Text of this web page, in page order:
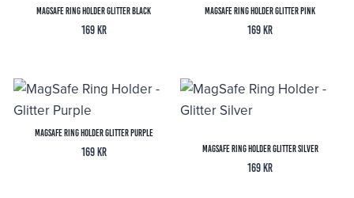
MagSafe Ring Holder Glitter Black
169 kr
MagSafe Ring Holder Glitter Pink
169 kr
MagSafe Ring Holder Glitter Purple
169 kr MagSafe Ring Holder Glitter Silver
169 kr